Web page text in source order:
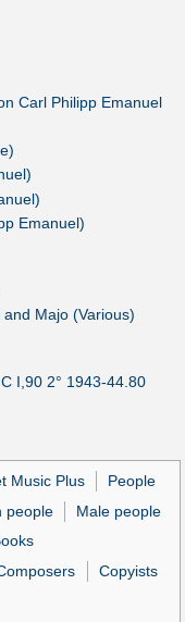
Carl Philipp Emanuel
Emanuel)
Majo (Various)
I,90 2° 1943-44.80
Music Plus
People
people
Male people
Copyists